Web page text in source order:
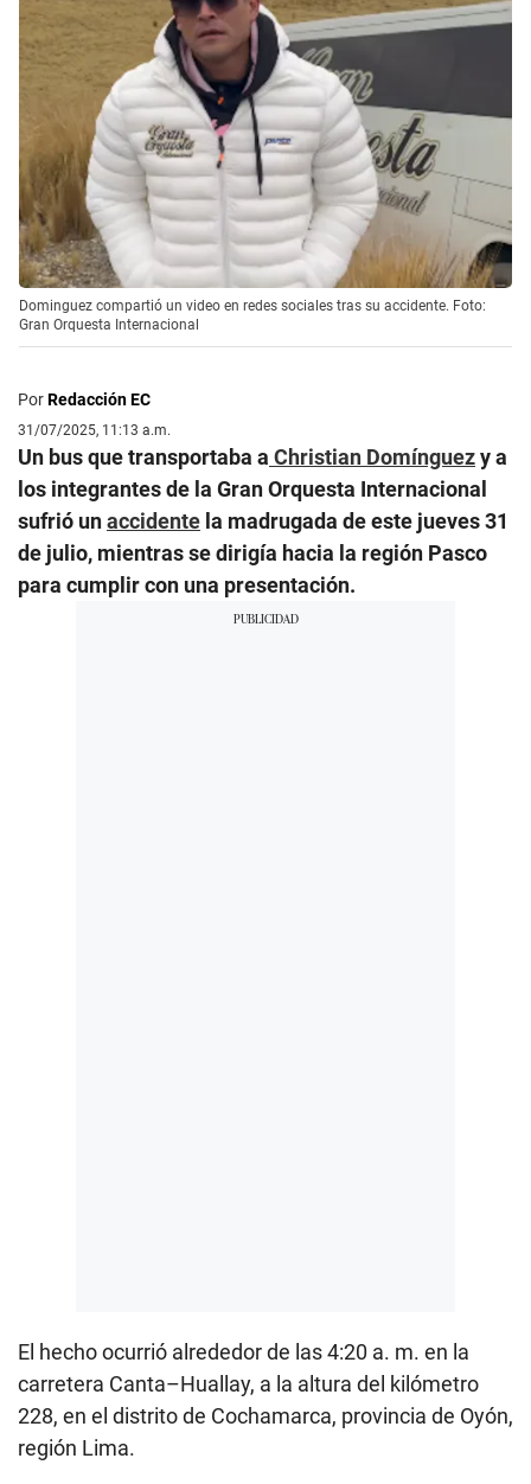
Dominguez compartió un video en redes sociales tras su accidente. Foto:
Gran Orquesta Internacional
PorRedacción EC
31/07/2025, 11:13 a.m.
Un bus que transportaba a Christian Domínguezy a
los integrantes de la Gran Orquesta Internacional
sufrió unaccidente la madrugada de este jueves 31
de julio, mientras se dirigía hacia la región Pasco
para cumplir con una presentación.
El hecho ocurrió alrededor de las 4:20 a. m. en la
carretera Canta–Huallay, a la altura del kilómetro
228, en el distrito de Cochamarca, provincia de Oyón,
región Lima.